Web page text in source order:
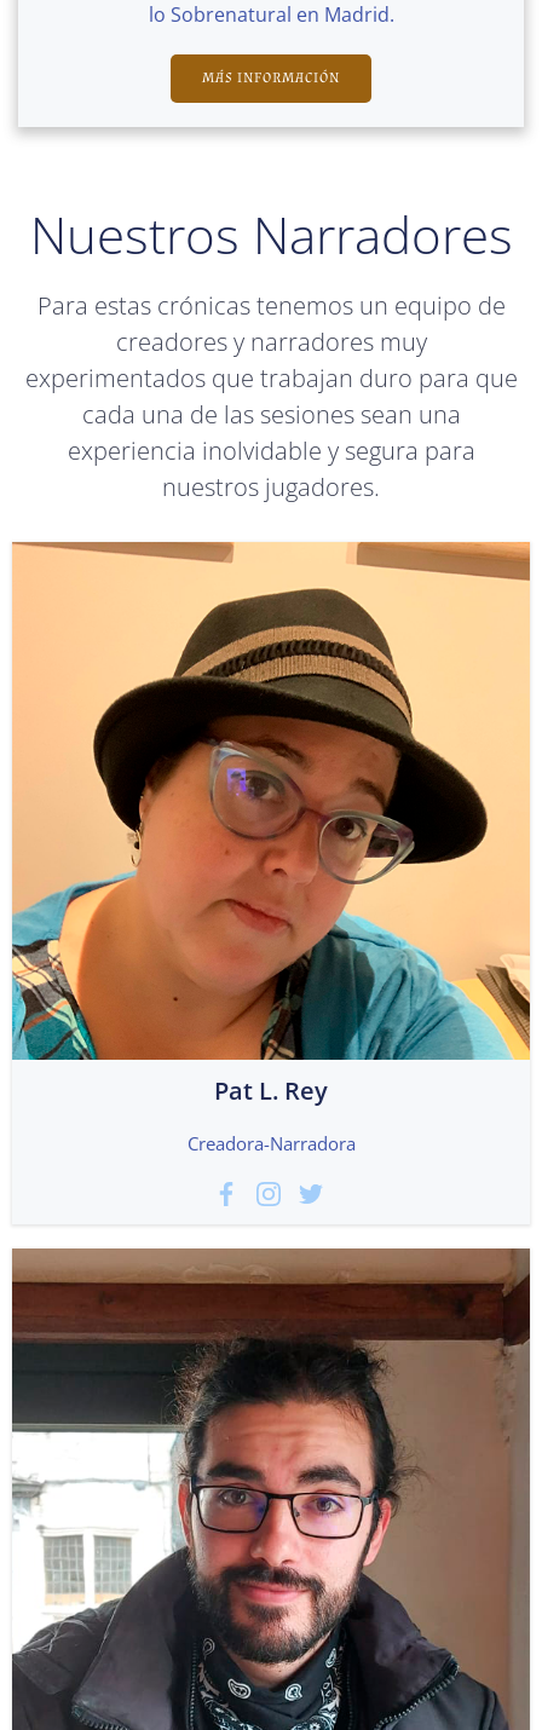
lo Sobrenatural en Madrid.
MÁS INFORMACIÓN
Nuestros Narradores
Para estas crónicas tenemos un equipo de
creadores y narradores muy
experimentados que trabajan duro para que
cada una de las sesiones sean una
experiencia inolvidable y segura para
nuestros jugadores.
Pat L. Rey
Creadora-Narradora